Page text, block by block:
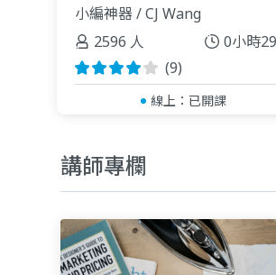
小編神器 / CJ Wang
2596 人
0小時
(9)
線上： 已開課
講師專欄